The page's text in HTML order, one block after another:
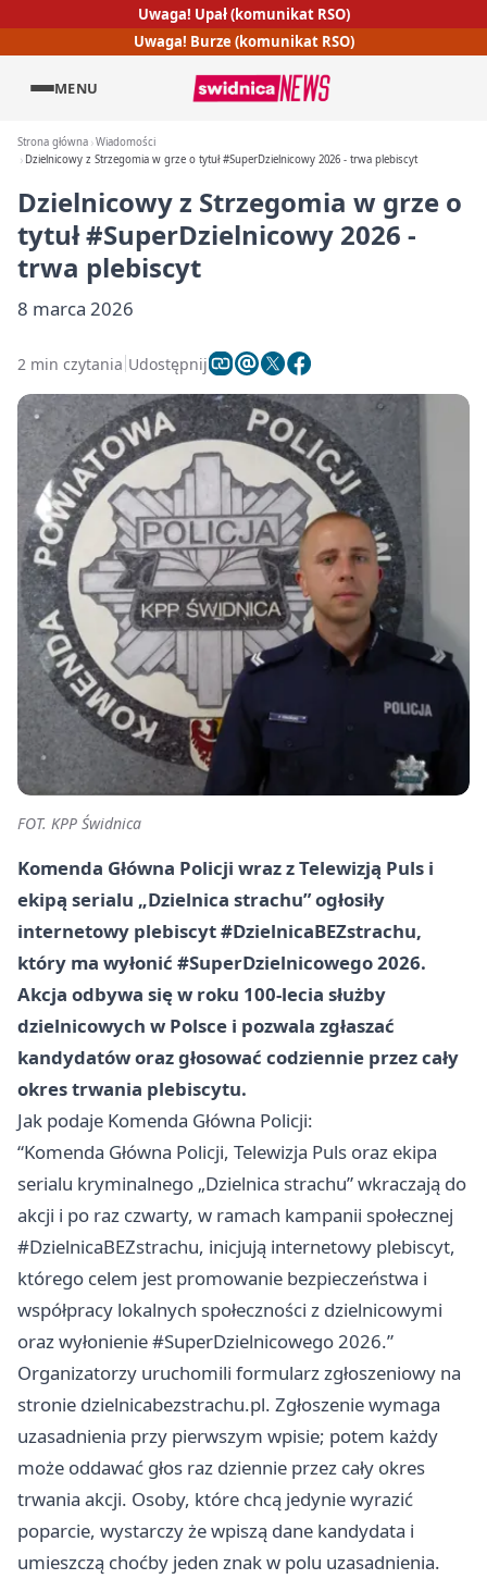
Uwaga! Upał (komunikat RSO)
Uwaga! Burze (komunikat RSO)
MENU
Strona główna Wiadomości
Dzielnicowy z Strzegomia w grze o tytuł #SuperDzielnicowy 2026 - trwa plebiscyt
Dzielnicowy z Strzegomia w grze o
tytuł #SuperDzielnicowy 2026 -
trwa plebiscyt
8 marca 2026
2 min czytania Udostępnij
FOT. KPP Świdnica
Komenda Główna Policji wraz z Telewizją Puls i
ekipą serialu „Dzielnica strachu” ogłosiły
internetowy plebiscyt #DzielnicaBEZstrachu,
który ma wyłonić #SuperDzielnicowego 2026.
Akcja odbywa się w roku 100-lecia służby
dzielnicowych w Polsce i pozwala zgłaszać
kandydatów oraz głosować codziennie przez cały
okres trwania plebiscytu.
Jak podaje Komenda Główna Policji:
“Komenda Główna Policji, Telewizja Puls oraz ekipa
serialu kryminalnego „Dzielnica strachu” wkraczają do
akcji i po raz czwarty, w ramach kampanii społecznej
#DzielnicaBEZstrachu, inicjują internetowy plebiscyt,
którego celem jest promowanie bezpieczeństwa i
współpracy lokalnych społeczności z dzielnicowymi
oraz wyłonienie #SuperDzielnicowego 2026.”
Organizatorzy uruchomili formularz zgłoszeniowy na
stronie dzielnicabezstrachu.pl. Zgłoszenie wymaga
uzasadnienia przy pierwszym wpisie; potem każdy
może oddawać głos raz dziennie przez cały okres
trwania akcji. Osoby, które chcą jedynie wyrazić
poparcie, wystarczy że wpiszą dane kandydata i
umieszczą choćby jeden znak w polu uzasadnienia.